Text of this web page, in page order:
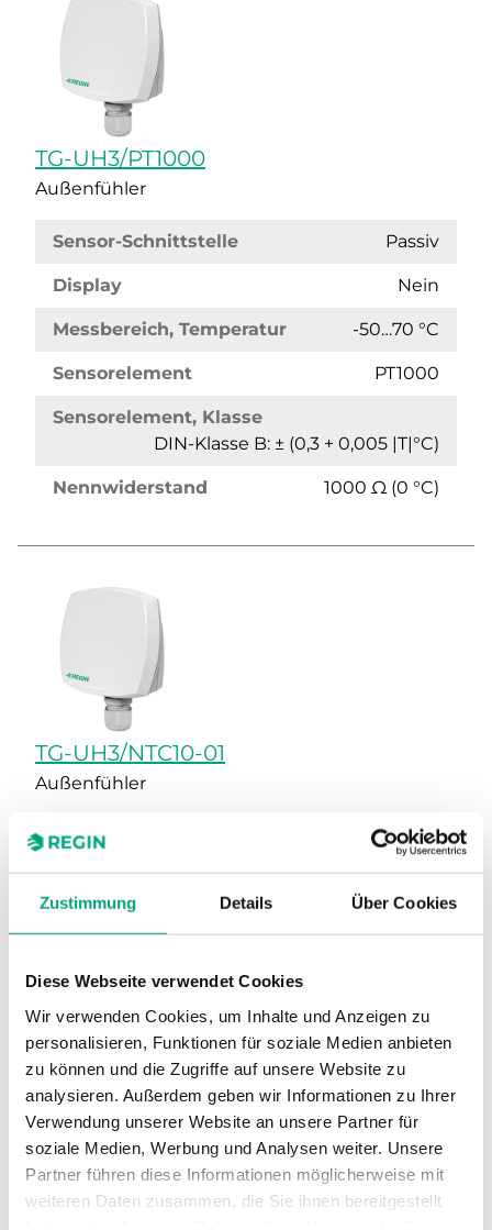
Zustimmung Details Über Cookies
Diese Webseite verwendet Cookies
Wir verwenden Cookies, um Inhalte und Anzeigen zu
personalisieren, Funktionen für soziale Medien anbieten
zu können und die Zugriffe auf unsere Website zu
analysieren. Außerdem geben wir Informationen zu Ihrer
Verwendung unserer Website an unsere Partner für
soziale Medien, Werbung und Analysen weiter. Unsere
Partner führen diese Informationen möglicherweise mit
weiteren Daten zusammen, die Sie ihnen bereitgestellt
TG-UH3/PT1000
Außenfühler
Sensor-Schnittstelle Passiv
Display Nein
Messbereich, Temperatur -50…70 °C
Sensorelement PT1000
Sensorelement, Klasse
DIN-Klasse B: ± (0,3 + 0,005 |T|°C)
Nennwiderstand 1000 Ω (0 °C)
TG-UH3/NTC10-01
Außenfühler
Sensor-Schnittstelle Passiv
Display Nein
Nennwiderstand 10 kΩ (25 °C)